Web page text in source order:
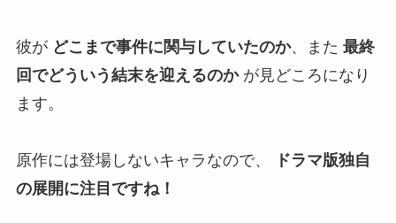
彼が どこまで事件に関与していたのか、また 最終
回でどういう結末を迎えるのかが見どころになり
ます。
原作には登場しないキャラなので、
ドラマ版独自
の展開に注目ですね！